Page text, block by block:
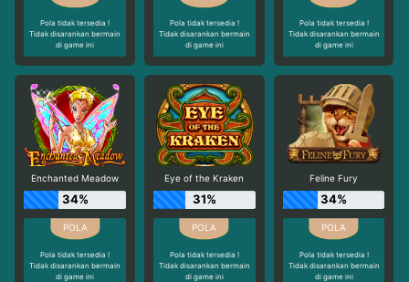
Pola tidak tersedia !
Tidak disarankan bermain
di game ini
Pola tidak tersedia !
Tidak disarankan bermain
di game ini
Pola tidak tersedia !
Tidak disarankan bermain
di game ini
Enchanted Meadow
34%
Pola tidak tersedia !
Tidak disarankan bermain
di game ini
Eye of the Kraken
31%
Pola tidak tersedia !
Tidak disarankan bermain
di game ini
Feline Fury
34%
Pola tidak tersedia !
Tidak disarankan bermain
di game ini